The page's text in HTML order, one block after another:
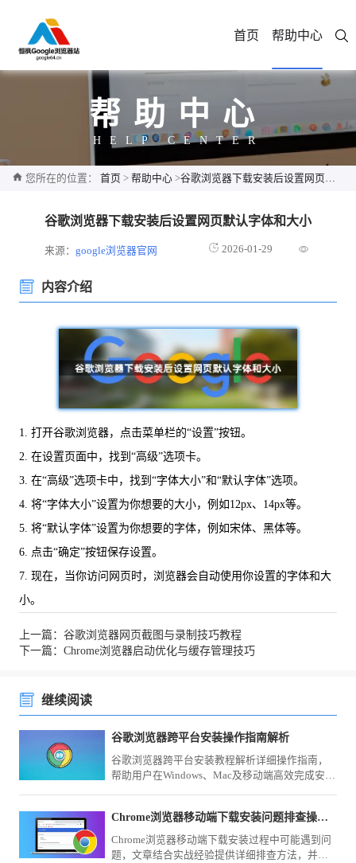
首页 帮助中心
帮助中心
HELP CENTER
您所在的位置： 首页 > 帮助中心 >谷歌浏览器下载安装后设置网页默认字体和大小
谷歌浏览器下载安装后设置网页默认字体和大小
来源：google浏览器官网 2026-01-29
内容介绍
1. 打开谷歌浏览器，点击菜单栏的“设置”按钮。
2. 在设置页面中，找到“高级”选项卡。
3. 在“高级”选项卡中，找到“字体大小”和“默认字体”选项。
4. 将“字体大小”设置为你想要的大小，例如12px、14px等。
5. 将“默认字体”设置为你想要的字体，例如宋体、黑体等。
6. 点击“确定”按钮保存设置。
7. 现在，当你访问网页时，浏览器会自动使用你设置的字体和大
小。
上一篇：谷歌浏览器网页截图与录制技巧教程
下一篇：Chrome浏览器启动优化与缓存管理技巧
继续阅读
谷歌浏览器跨平台安装操作指南解析
谷歌浏览器跨平台安装教程解析详细操作指南，
帮助用户在Windows、Mac及移动端高效完成安装
Chrome浏览器移动端下载安装问题排查操作经验教程
Chrome浏览器移动端下载安装过程中可能遇到问
题，文章结合实战经验提供详细排查方法，并分